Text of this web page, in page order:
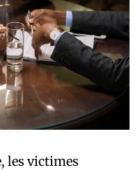
les victimes